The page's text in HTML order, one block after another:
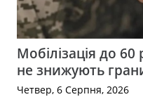
Мобілізація до 60
не знижують
Четвер, 6 Серпня, 2026